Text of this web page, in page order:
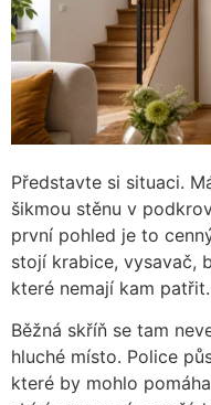
Představte si situaci.
šikmou stěnu v
první pohled je to
stojí krabice, vysavač,
které nemají kam patřit.
Běžná skříň se tam
hluché místo. Police
které by mohlo